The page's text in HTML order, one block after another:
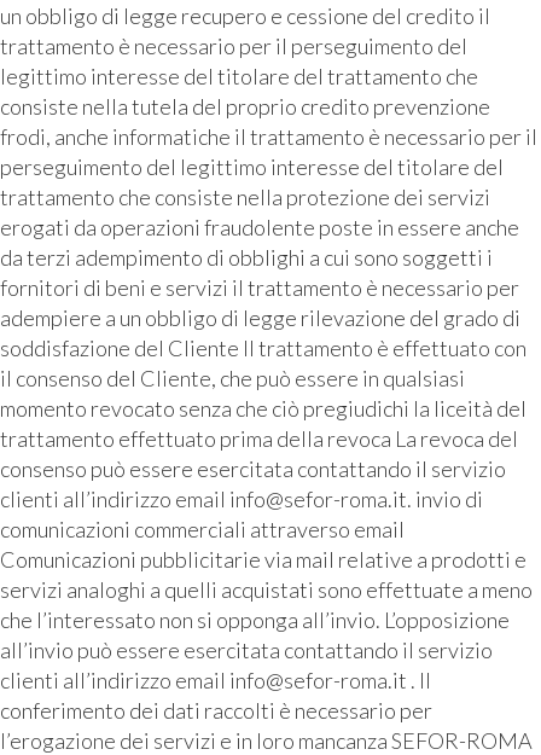
un obbligo di legge recupero e cessione del credito il
trattamento è necessario per il perseguimento del
legittimo interesse del titolare del trattamento che
consiste nella tutela del proprio credito prevenzione
frodi, anche informatiche il trattamento è necessario per il
perseguimento del legittimo interesse del titolare del
trattamento che consiste nella protezione dei servizi
erogati da operazioni fraudolente poste in essere anche
da terzi adempimento di obblighi a cui sono soggetti i
fornitori di beni e servizi il trattamento è necessario per
adempiere a un obbligo di legge rilevazione del grado di
soddisfazione del Cliente Il trattamento è effettuato con
il consenso del Cliente, che può essere in qualsiasi
momento revocato senza che ciò pregiudichi la liceità del
trattamento effettuato prima della revoca La revoca del
consenso può essere esercitata contattando il servizio
clienti all’indirizzo email info@sefor-roma.it. invio di
comunicazioni commerciali attraverso email
Comunicazioni pubblicitarie via mail relative a prodotti e
servizi analoghi a quelli acquistati sono effettuate a meno
che l’interessato non si opponga all’invio. L’opposizione
all’invio può essere esercitata contattando il servizio
clienti all’indirizzo email info@sefor-roma.it . Il
conferimento dei dati raccolti è necessario per
l’erogazione dei servizi e in loro mancanza SEFOR-ROMA